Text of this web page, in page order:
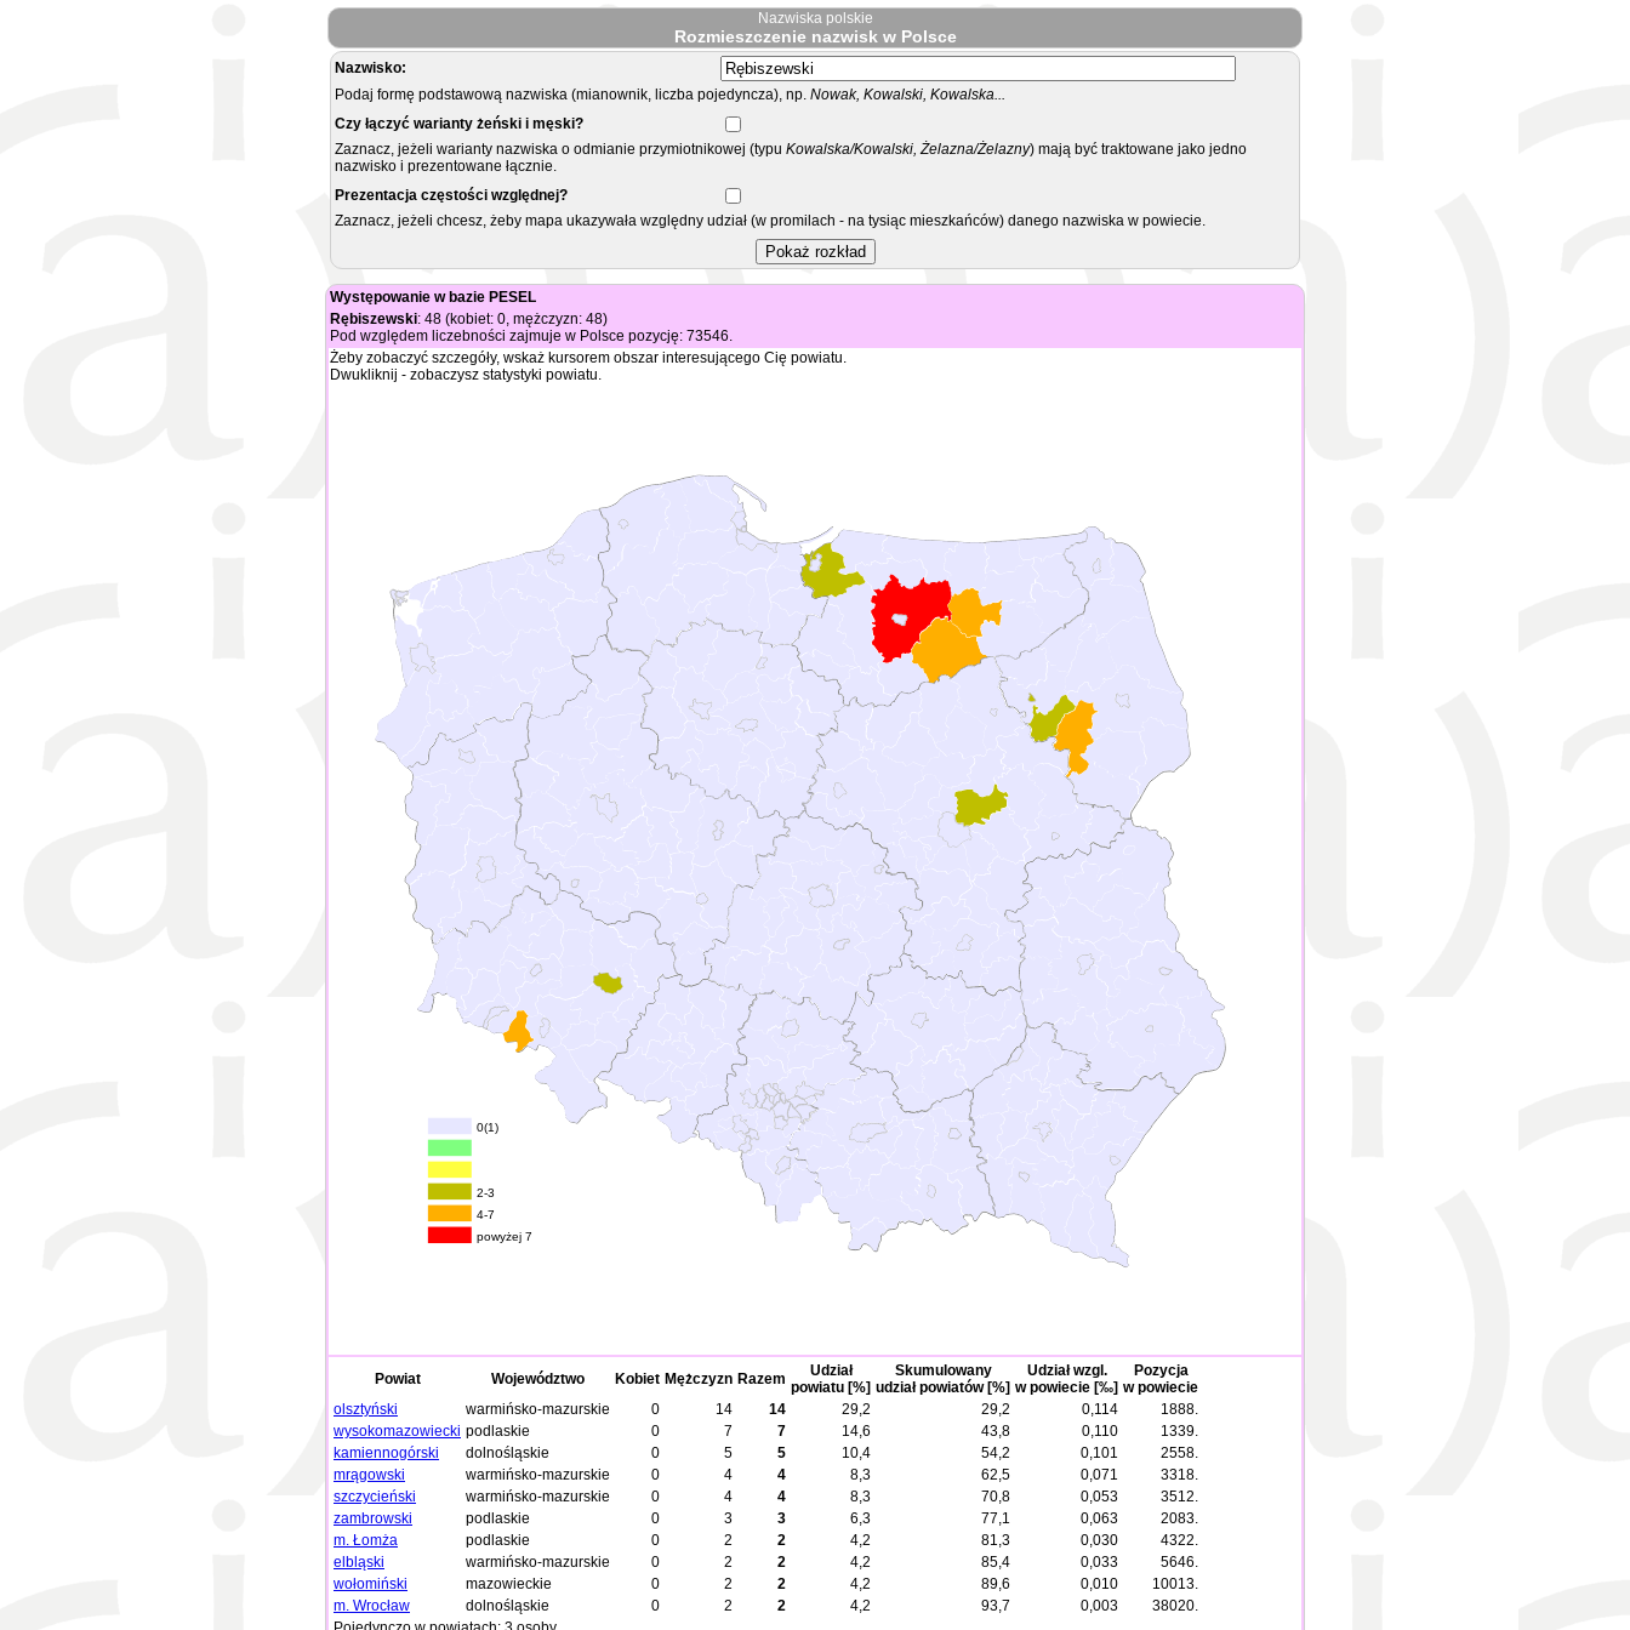
Nazwiska polskie
Rozmieszczenie nazwisk w Polsce
Nazwisko:
Podaj formę podstawową nazwiska (mianownik, liczba pojedyncza), np. Nowak, Kowalski, Kowalska...
Czy łączyć warianty żeński i męski?
Zaznacz, jeżeli warianty nazwiska o odmianie przymiotnikowej (typu Kowalska/Kowalski, Żelazna/Żelazny) mają być traktowane jako jedno
nazwisko i prezentowane łącznie.
Prezentacja częstości względnej?
Zaznacz, jeżeli chcesz, żeby mapa ukazywała względny udział (w promilach - na tysiąc mieszkańców) danego nazwiska w powiecie.
Występowanie w bazie PESEL
Rębiszewski: 48 (kobiet: 0, mężczyzn: 48)
Pod względem liczebności zajmuje w Polsce pozycję: 73546.
Żeby zobaczyć szczegóły, wskaż kursorem obszar interesującego Cię powiatu.
Dwukliknij - zobaczysz statystyki powiatu.
0(1)
2-3
4-7
powyżej 7
Powiat Województwo Kobiet Mężczyzn Razem
Udział
powiatu [%]
Skumulowany
udział powiatów [%]
Udział wzgl.
w powiecie [‰]
Pozycja
w powiecie
olsztyński
warmińsko-mazurskie 0 14 14 29,2 29,2 0,114
1888.
wysokomazowiecki podlaskie 0 7 7 14,6 43,8 0,110
1339.
kamiennogórski
dolnośląskie 0 5 5 10,4 54,2 0,101
2558.
mrągowski
warmińsko-mazurskie 0 4 4 8,3 62,5 0,071
3318.
szczycieński
warmińsko-mazurskie 0 4 4 8,3 70,8 0,053
3512.
zambrowski
podlaskie 0 3 3 6,3 77,1 0,063
2083.
m. Łomża
podlaskie 0 2 2 4,2 81,3 0,030
4322.
elbląski
warmińsko-mazurskie 0 2 2 4,2 85,4 0,033
5646.
wołomiński
mazowieckie 0 2 2 4,2 89,6 0,010
10013.
m. Wrocław
dolnośląskie 0 2 2 4,2 93,7 0,003
38020.